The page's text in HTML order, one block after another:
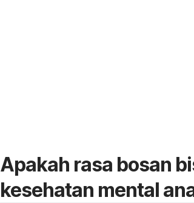
Apakah rasa bosan
kesehatan mental